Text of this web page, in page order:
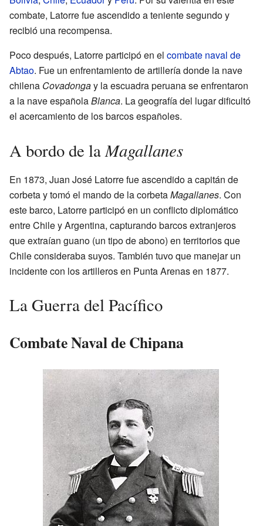
combate, Latorre fue ascendido a teniente segundo y
recibió una recompensa.
Poco después, Latorre participó en el combate naval de
Abtao. Fue un enfrentamiento de artillería donde la nave
chilena Covadongay la escuadra peruana se enfrentaron
a la nave españolaBlanca. La geografía del lugar dificultó
el acercamiento de los barcos españoles.
A bordo de laMagallanes
En 1873, Juan José Latorre fue ascendido a capitán de
corbeta y tomó el mando de la corbetaMagallanes. Con
este barco, Latorre participó en un conflicto diplomático
entre Chile y Argentina, capturando barcos extranjeros
que extraían guano (un tipo de abono) en territorios que
Chile consideraba suyos. También tuvo que manejar un
incidente con los artilleros en Punta Arenas en 1877.
La Guerra del Pacífico
Combate Naval de Chipana